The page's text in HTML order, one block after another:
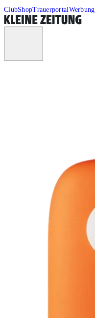
ClubShopTrauerportalWerbung